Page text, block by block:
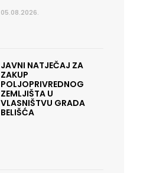
05.08.2026.
JAVNI NATJEČAJ ZA
ZAKUP
POLJOPRIVREDNOG
ZEMLJIŠTA U
VLASNIŠTVU GRADA
BELIŠĆA